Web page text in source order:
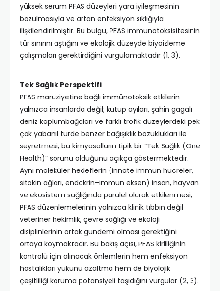
yüksek serum PFAS düzeyleri yara iyileşmesinin
bozulmasıyla ve artan enfeksiyon sıklığıyla
ilişkilendirilmiştir. Bu bulgu, PFAS immünotoksisitesinin
tür sınırını aştığını ve ekolojik düzeyde biyoizleme
çalışmaları gerektirdiğini vurgulamaktadır (1, 3).
Tek Sağlık Perspektifi
PFAS maruziyetine bağlı immünotoksik etkilerin
yalnızca insanlarda değil; kutup ayıları, şahin gagalı
deniz kaplumbağaları ve farklı trofik düzeylerdeki pek
çok yabanıl türde benzer bağışıklık bozuklukları ile
seyretmesi, bu kimyasalların tipik bir “Tek Sağlık (One
Health)” sorunu olduğunu açıkça göstermektedir.
Aynı moleküler hedeflerin (innate immün hücreler,
sitokin ağları, endokrin–immün eksen) insan, hayvan
ve ekosistem sağlığında paralel olarak etkilenmesi,
PFAS düzenlemelerinin yalnızca klinik tıbbın değil
veteriner hekimlik, çevre sağlığı ve ekoloji
disiplinlerinin ortak gündemi olması gerektiğini
ortaya koymaktadır. Bu bakış açısı, PFAS kirliliğinin
kontrolü için alınacak önlemlerin hem enfeksiyon
hastalıkları yükünü azaltma hem de biyolojik
çeşitliliği koruma potansiyeli taşıdığını vurgular (2, 3).